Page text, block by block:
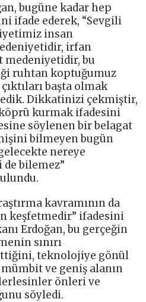
bugüne kadar hep
ifade ederek, “Sevgili
insan
irfan
bu
ruhtan koptuğumuz
başta olmak
Dikkatinizi çekmiştir,
köprü kurmak ifadesini
söylenen bir belagat
bilmeyen bugün
nereye
bilemez”
kavramının da
keşfetmedir” ifadesini
Erdoğan, bu gerçeğin
sınırı
teknolojiye gönül
ve geniş alanın
önleri ve
söyledi.